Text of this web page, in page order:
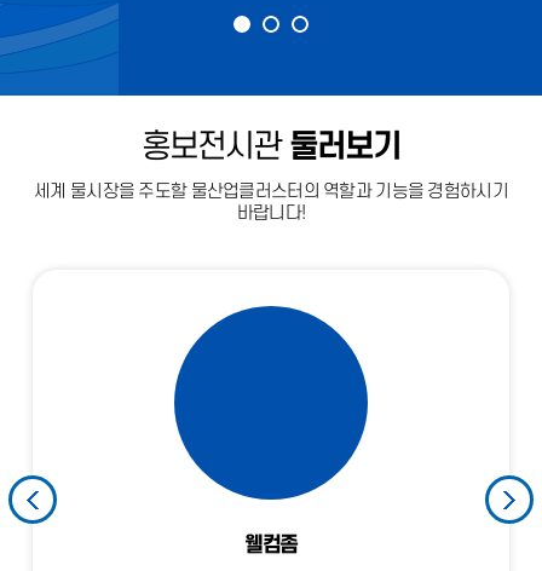
홍보전시관 둘러보기
세계 물시장을 주도할 물산업클러스터의 역할과 기능을 경험하시기
바랍니다!
웰컴좀
브리핑존
클러스터존
디스커버리존
비즈니스존
아우트로
진로특화존
라이브스케치존